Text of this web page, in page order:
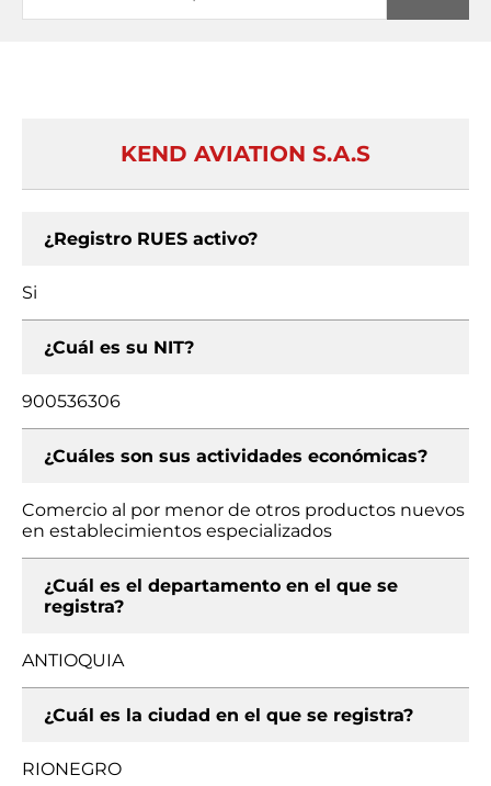
KEND AVIATION S.A.S
¿Registro RUES activo?
Si
¿Cuál es su NIT?
900536306
¿Cuáles son sus actividades económicas?
Comercio al por menor de otros productos nuevos
en establecimientos especializados
¿Cuál es el departamento en el que se
registra?
ANTIOQUIA
¿Cuál es la ciudad en el que se registra?
RIONEGRO